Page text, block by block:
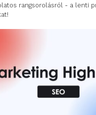
rangsorolásról - a lenti